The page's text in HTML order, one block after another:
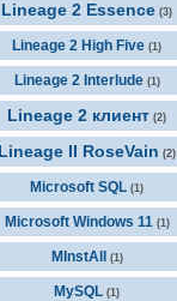
Lineage 2 Essence (3)
Lineage 2 High Five (1)
Lineage 2 Interlude (1)
Lineage 2 клиент (2)
Lineage II RoseVain (2)
Microsoft SQL (1)
Microsoft Windows 11 (1)
MInstAll (1)
MySQL (1)